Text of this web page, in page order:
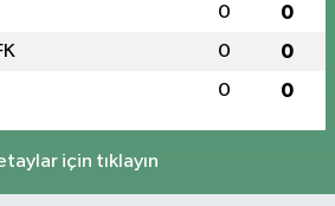
0 0
0 0
0 0
için tıklayın